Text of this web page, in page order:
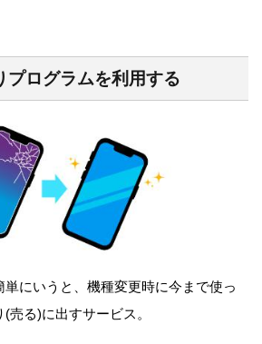
ログラムを利用する
にいうと、機種変更時に今まで使っ
売る)に出すサービス。